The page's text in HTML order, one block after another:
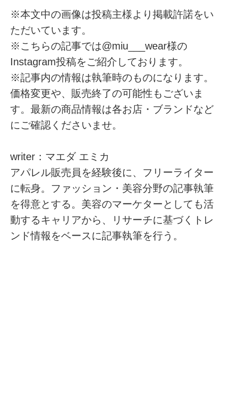
※本文中の画像は投稿主様より掲載許諾をい
ただいています。
※こちらの記事では@miu___wear様の
Instagram投稿をご紹介しております。
※記事内の情報は執筆時のものになります。
価格変更や、販売終了の可能性もございま
す。最新の商品情報は各お店・ブランドなど
にご確認くださいませ。
writer：マエダ エミカ
アパレル販売員を経験後に、フリーライター
に転身。ファッション・美容分野の記事執筆
を得意とする。美容のマーケターとしても活
動するキャリアから、リサーチに基づくトレ
ンド情報をベースに記事執筆を行う。